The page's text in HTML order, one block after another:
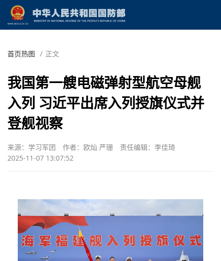
首页热图 / 正文
我国第一艘电磁弹射型航空母舰
入列 习近平出席入列授旗仪式并
登舰视察
来源：学习军团 作者：欧灿 严珊
责任编辑：李佳琦
2025-11-07 13:07:52